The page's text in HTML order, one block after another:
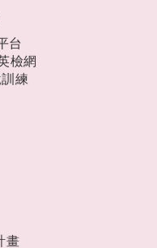
畫
台
檢網
練